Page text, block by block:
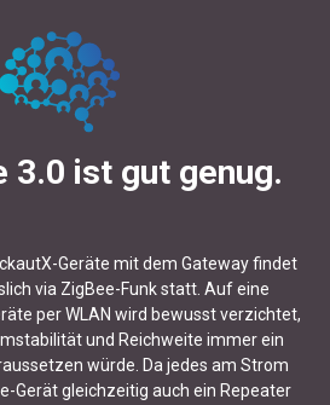
3.0 ist gut genug.
Geräte mit dem Gateway findet
via ZigBee-Funk statt. Auf eine
per WLAN wird bewusst verzichtet,
und Reichweite immer ein
würde. Da jedes am Strom
Gerät gleichzeitig auch ein Repeater